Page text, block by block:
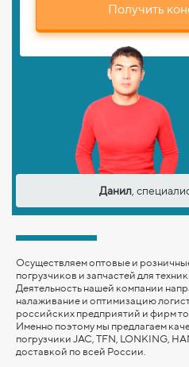
Получить
Данил,
Осуществляем оптовые и
погрузчиков и запчастей для
Деятельность нашей компании
налаживание и оптимизацию
российских предприятий и фирм
Именно поэтому мы предлагаем
погрузчики JAC, TFN, LONKING,
доставкой по всей России.